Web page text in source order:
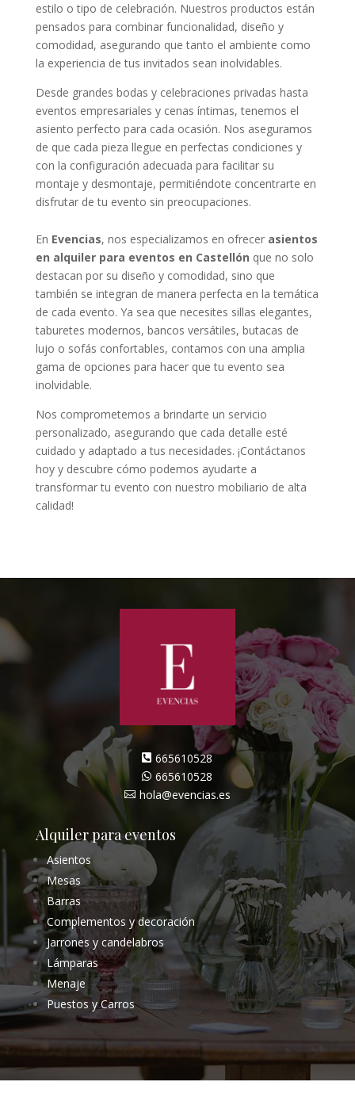
estilo o tipo de celebración. Nuestros productos están
pensados para combinar funcionalidad, diseño y
comodidad, asegurando que tanto el ambiente como
la experiencia de tus invitados sean inolvidables.
Desde grandes bodas y celebraciones privadas hasta
eventos empresariales y cenas íntimas, tenemos el
asiento perfecto para cada ocasión. Nos aseguramos
de que cada pieza llegue en perfectas condiciones y
con la configuración adecuada para facilitar su
montaje y desmontaje, permitiéndote concentrarte en
disfrutar de tu evento sin preocupaciones.
En Evencias, nos especializamos en ofrecer asientos
en alquiler para eventos en Castellón que no solo
destacan por su diseño y comodidad, sino que
también se integran de manera perfecta en la temática
de cada evento. Ya sea que necesites sillas elegantes,
taburetes modernos, bancos versátiles, butacas de
lujo o sofás confortables, contamos con una amplia
gama de opciones para hacer que tu evento sea
inolvidable.
Nos comprometemos a brindarte un servicio
personalizado, asegurando que cada detalle esté
cuidado y adaptado a tus necesidades. ¡Contáctanos
hoy y descubre cómo podemos ayudarte a
transformar tu evento con nuestro mobiliario de alta
calidad!
 665610528
 665610528
 hola@evencias.es
Alquiler para eventos
Asientos
Mesas
Barras
Complementos y decoración
Jarrones y candelabros
Lámparas
Menaje
Puestos y Carros